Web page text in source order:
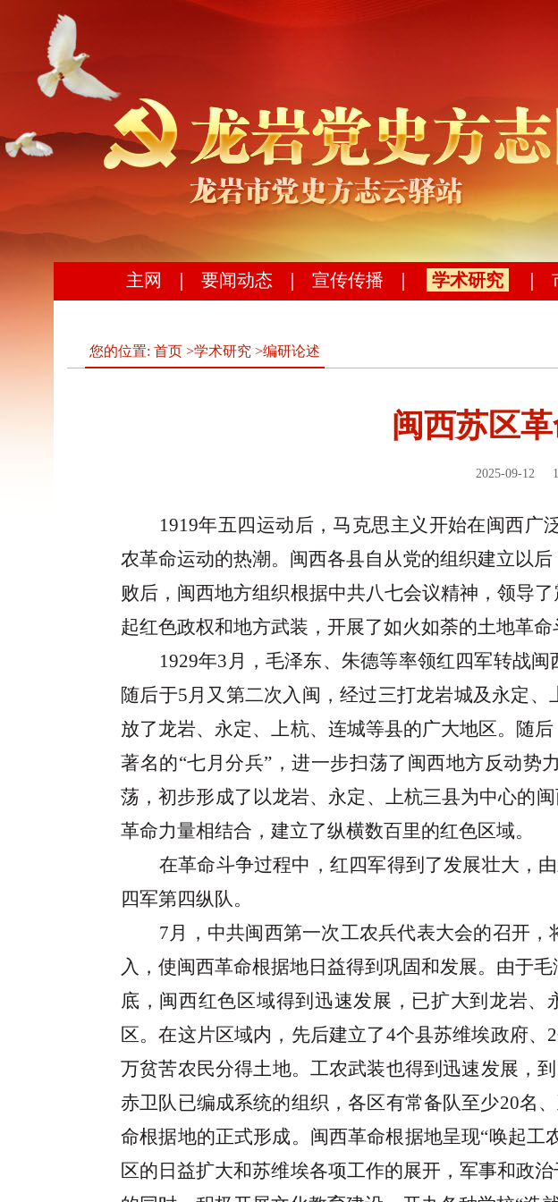
主网 要闻动态 宣传传播 学术研究
您的位置: 首页 >学术研究 >编研论述
闽西苏区
2025-09-12
1919年五四运动后， 马克思主义开始在闽西广
农革命运动的热潮。闽西各县自从党的组织建立以
败后，闽西地方组织根据中共八七会议精神，领导
起红色政权和地方武装，开展了如火如荼的土地革命
1929年3月，毛泽东、朱德等率领红四军转战
随后于5月又第二次入闽，经过三打龙岩城及永定
放了龙岩、永定、上杭、连城等县的广大地区。随
著名的“七月分兵”，进一步扫荡了闽西地方反动势
荡，初步形成了以龙岩、永定、上杭三县为中心的
革命力量相结合，建立了纵横数百里的红色区域。
在革命斗争过程中，红四军得到了发展壮大，
四军第四纵队。
7月，中共闽西第一次工农兵代表大会的召开
入，使闽西革命根据地日益得到巩固和发展。由于
底，闽西红色区域得到迅速发展，已扩大到龙岩
区。在这片区域内，先后建立了4个县苏维埃政府
万贫苦农民分得土地。工农武装也得到迅速发展，
赤卫队已编成系统的组织，各区有常备队至少20名
命根据地的正式形成。闽西革命根据地呈现“唤起工
区的日益扩大和苏维埃各项工作的展开，军事和政